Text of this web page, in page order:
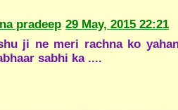
pradeep 29 May, 2015 22:21
ji ne meri rachna ko
sabhi ka ....